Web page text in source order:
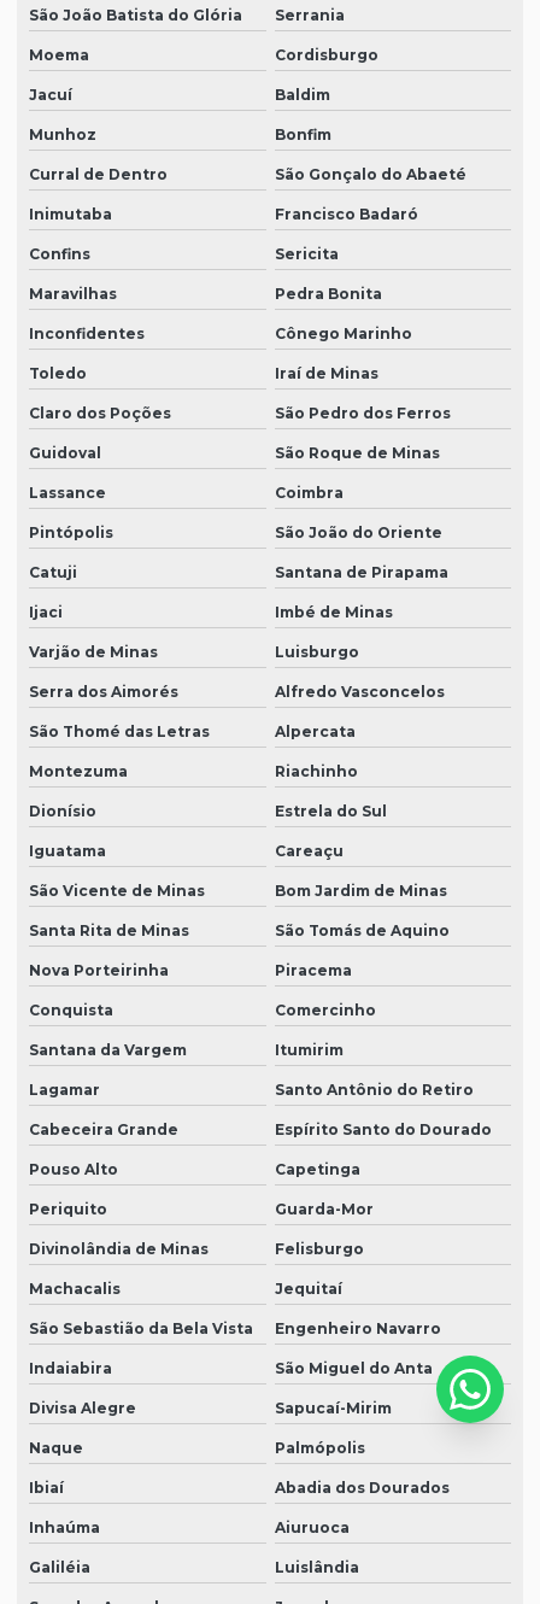
São João Batista do Glória Serrania
Moema Cordisburgo
Jacuí Baldim
Munhoz Bonfim
Curral de Dentro São Gonçalo do Abaeté
Inimutaba Francisco Badaró
Confins Sericita
Maravilhas Pedra Bonita
Inconfidentes Cônego Marinho
Toledo Iraí de Minas
Claro dos Poções São Pedro dos Ferros
Guidoval São Roque de Minas
Lassance Coimbra
Pintópolis São João do Oriente
Catuji Santana de Pirapama
Ijaci Imbé de Minas
Varjão de Minas Luisburgo
Serra dos Aimorés Alfredo Vasconcelos
São Thomé das Letras Alpercata
Montezuma Riachinho
Dionísio Estrela do Sul
Iguatama Careaçu
São Vicente de Minas Bom Jardim de Minas
Santa Rita de Minas São Tomás de Aquino
Nova Porteirinha Piracema
Conquista Comercinho
Santana da Vargem Itumirim
Lagamar Santo Antônio do Retiro
Cabeceira Grande Espírito Santo do Dourado
Pouso Alto Capetinga
Periquito Guarda-Mor
Divinolândia de Minas Felisburgo
Machacalis Jequitaí
São Sebastião da Bela Vista Engenheiro Navarro
Indaiabira São Miguel do Anta
Divisa Alegre Sapucaí-Mirim
Naque Palmópolis
Ibiaí Abadia dos Dourados
Inhaúma Aiuruoca
Galiléia Luislândia